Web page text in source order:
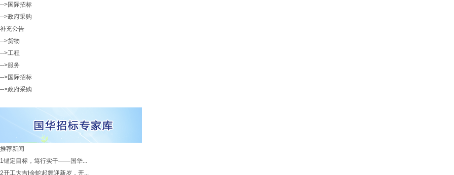
-->国际招标
-->政府采购
补充公告
-->货物
-->工程
-->服务
-->国际招标
-->政府采购
推荐新闻
1锚定目标，笃行实干——国华...
2开工大吉|金蛇起舞迎新岁，开...